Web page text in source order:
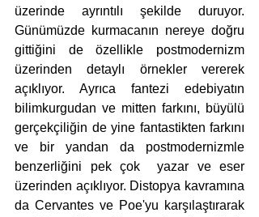
üzerinde ayrıntılı şekilde duruyor.
Günümüzde kurmacanın nereye doğru
gittiğini de özellikle postmodernizm
üzerinden detaylı örnekler vererek
açıklıyor. Ayrıca fantezi edebiyatın
bilimkurgudan ve mitten farkını, büyülü
gerçekçiliğin de yine fantastikten farkını
ve bir yandan da postmodernizmle
benzerliğini pek çok  yazar ve eser
üzerinden açıklıyor. Distopya kavramına
da Cervantes ve Poe'yu karşılaştırarak